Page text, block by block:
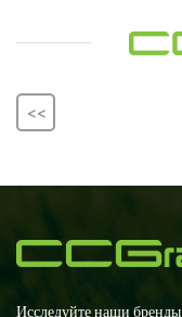
<<
Исследуйте наши бренды